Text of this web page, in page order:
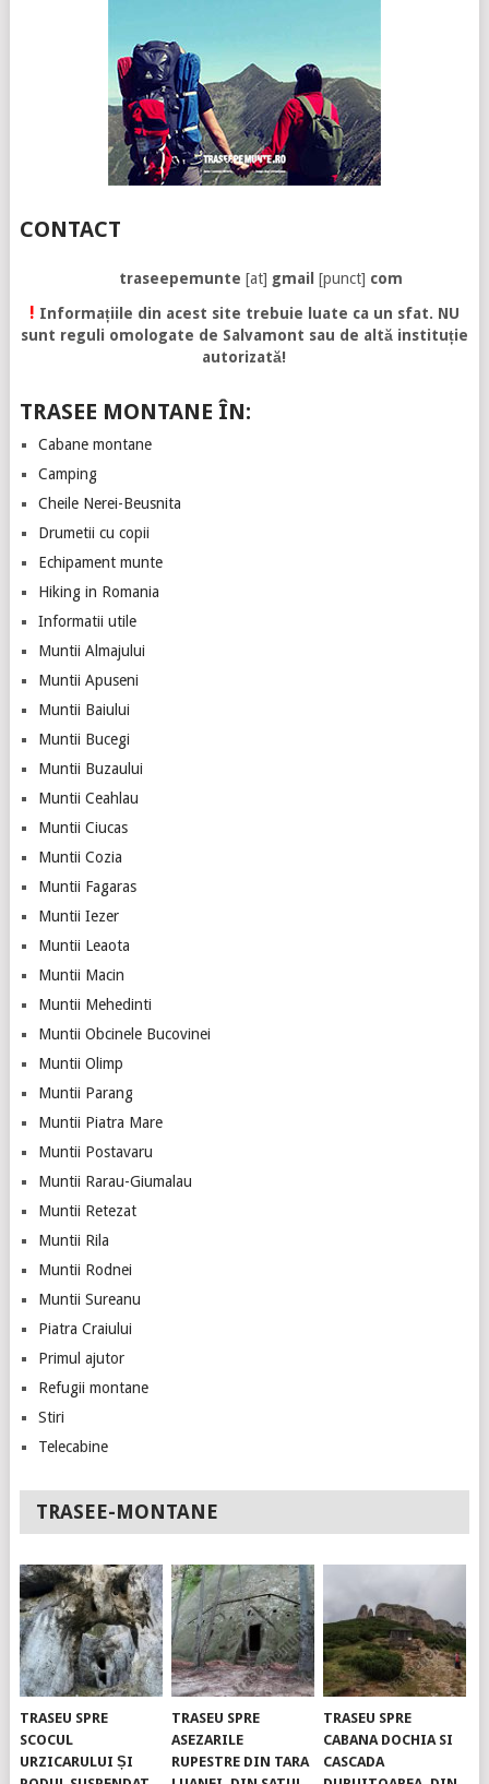
CONTACT
traseepemunte [at] gmail [punct] com
! Informațiile din acest site trebuie luate ca un sfat. NU
sunt reguli omologate de Salvamont sau de altă instituție
autorizată!
TRASEE MONTANE ÎN:
Cabane montane
Camping
Cheile Nerei-Beusnita
Drumetii cu copii
Echipament munte
Hiking in Romania
Informatii utile
Muntii Almajului
Muntii Apuseni
Muntii Baiului
Muntii Bucegi
Muntii Buzaului
Muntii Ceahlau
Muntii Ciucas
Muntii Cozia
Muntii Fagaras
Muntii Iezer
Muntii Leaota
Muntii Macin
Muntii Mehedinti
Muntii Obcinele Bucovinei
Muntii Olimp
Muntii Parang
Muntii Piatra Mare
Muntii Postavaru
Muntii Rarau-Giumalau
Muntii Retezat
Muntii Rila
Muntii Rodnei
Muntii Sureanu
Piatra Craiului
Primul ajutor
Refugii montane
Stiri
Telecabine
TRASEE-MONTANE
TRASEU SPRE
SCOCUL
URZICARULUI ȘI
TRASEU SPRE
ASEZARILE
RUPESTRE DIN TARA
TRASEU SPRE
CABANA DOCHIA SI
CASCADA